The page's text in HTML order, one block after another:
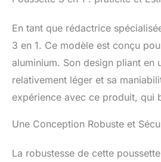
En tant que rédactrice
3 en 1. Ce modèle est conçu
aluminium. Son design pliant
relativement léger et sa
expérience avec ce produit, qui
Une Conception Robuste et
La robustesse de cette